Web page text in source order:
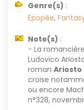
Genre(s) :
Épopée,
Note(s) :
- La
Ludovico
roman Ariosto
croise
ou encore
n°328,